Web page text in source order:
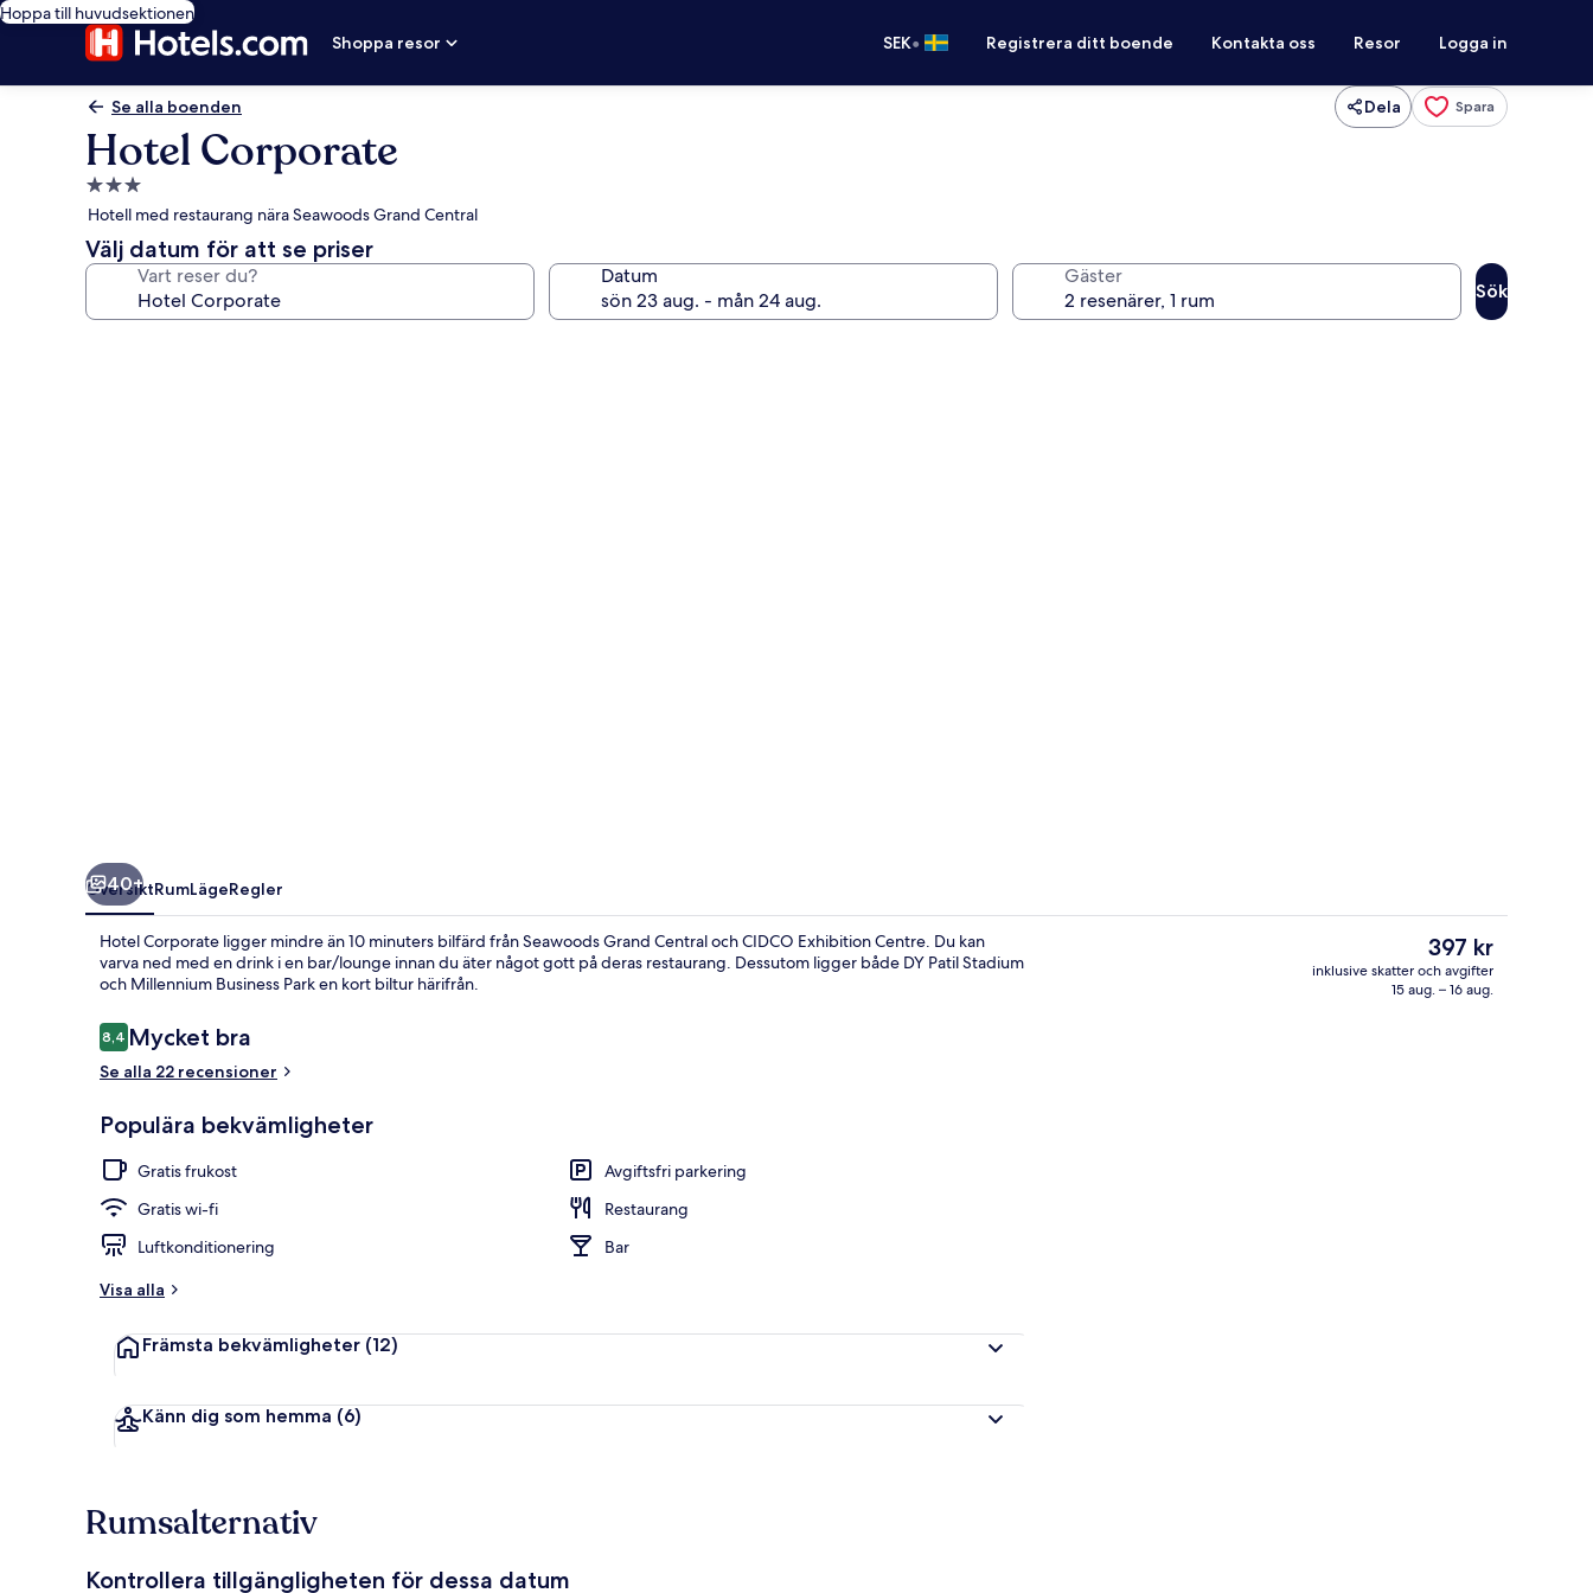
Hoppa till huvudsektionen
Shoppa resor
SEK• Registrera ditt boende Kontakta oss Resor Logga in
Se alla boenden Dela Spara
Hotel Corporate
3.0-
stjärnigt
boende
Hotell med restaurang nära Seawoods Grand Central
Välj datum för att se priser
Vart reser du? Datum Gäster
Sök
Club-rum | Minibar,
40+
ÖversiktRumLägeRegler
Hotel Corporate ligger mindre än 10 minuters bilfärd från Seawoods Grand Central och CIDCO Exhibition Centre. Du kan
varva ned med en drink i en bar/lounge innan du äter något gott på deras restaurang. Dessutom ligger både DY Patil Stadium
och Millennium Business Park en kort biltur härifrån.
Recensioner
8,48,4 av 10,
Mycket bra
Se alla 22 recensioner
Populära bekvämligheter
Gratis frukost
Avgiftsfri parkering
Gratis wi-fi
Restaurang
Luftkonditionering
Bar
Visa alla
Främsta bekvämligheter (12)
Känn dig som hemma (6)
Det
nuvarande
priset
397 kr
inklusive skatter och avgifter
15 aug. – 16 aug.
Rumsalternativ
Kontrollera tillgängligheten för dessa datum